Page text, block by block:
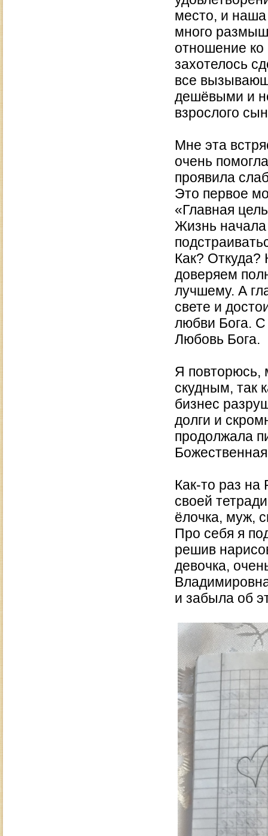
место, и
много
отношение
захотелось
все
дешёвыми и
взрослого
Мне эта
очень
проявила
Это первое
«Главная
Жизнь начала
Как? Откуда?
доверяем
лучшему. А
свете и
любви Бога.
Любовь Бога.
Я повторюсь,
скудным, так
бизнес
долги и
продолжала
Как-то раз на
своей
ёлочка, муж,
Про себя я
решив
девочка,
и забыла об